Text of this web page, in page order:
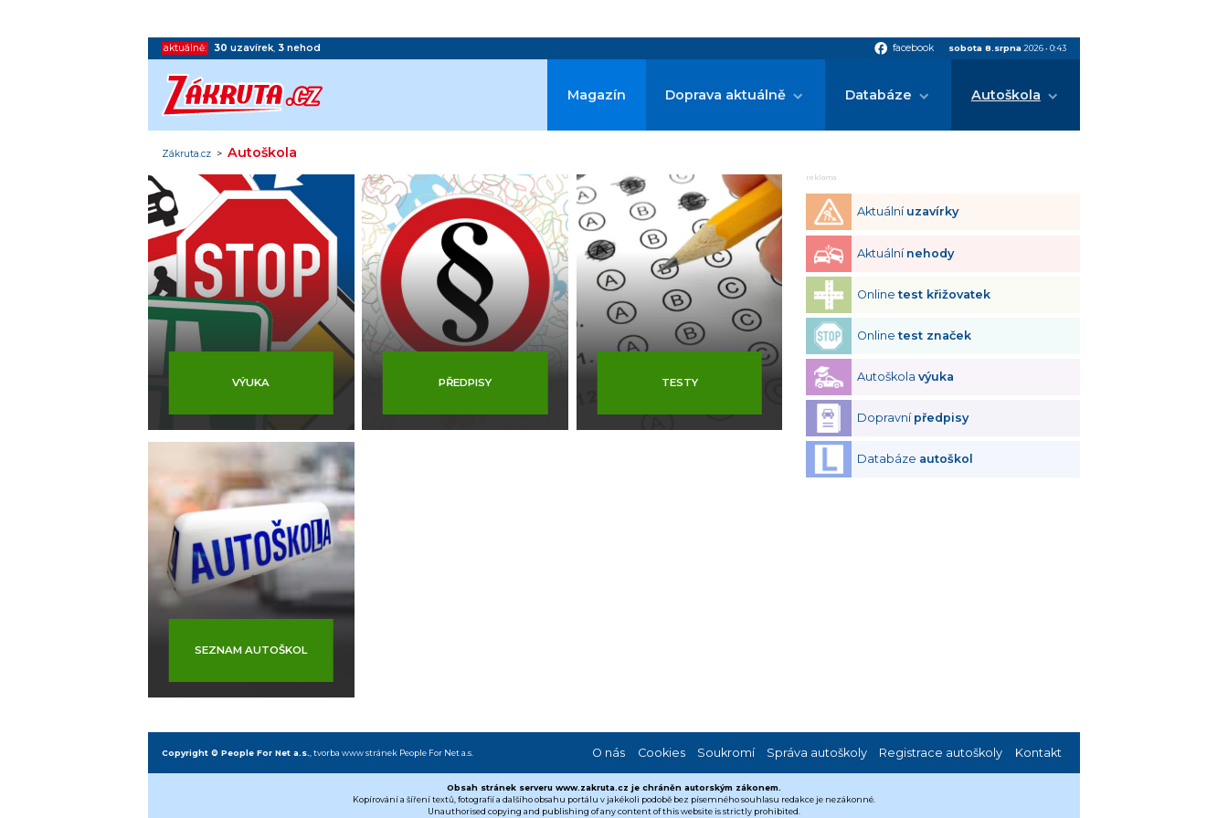
aktuálně: 30 uzavírek, 3 nehod facebook facebook sobota 8.srpna 2026• 0:43
Magazín Doprava aktuálně Databáze Autoškola
Zákruta.cz >Autoškola
VÝUKA PŘEDPISY TESTY
SEZNAM AUTOŠKOL
reklama
Aktuální uzavírky
Aktuální nehody
Onlinetest křižovatek
Onlinetest značek
Autoškolavýuka
Dopravní předpisy
Databáze autoškol
Copyright © People For Net a.s. tvorba www stránek People For Net a.s. O nás Cookies Soukromí Správa autoškoly Registrace autoškoly Kontakt
Obsah stránek serveru www.zakruta.cz je chráněn autorským zákonem.
Kopírování a šíření textů, fotografií a dalšího obsahu portálu v jakékoli podobě bez písemného souhlasu redakce je nezákonné.
Unauthorised copying and publishing of any content of this website is strictly prohibited.